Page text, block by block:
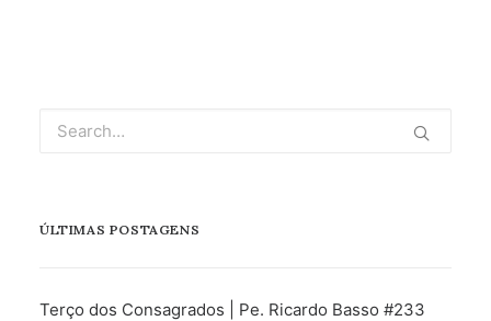
ÚLTIMAS POSTAGENS
Terço dos Consagrados | Pe. Ricardo Basso #233